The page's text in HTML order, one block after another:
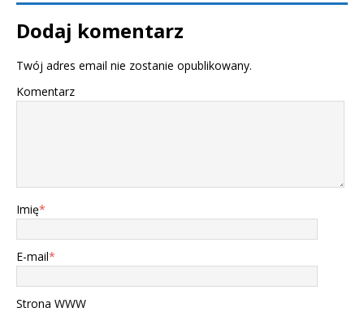
Dodaj komentarz
Twój adres email nie zostanie opublikowany.
Komentarz
Imię*
E-mail*
Strona WWW